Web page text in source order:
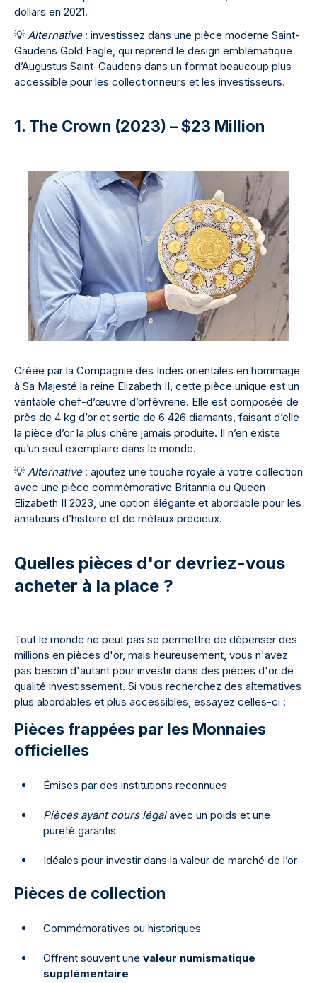
dollars en 2021.
💡 Alternative: investissez dans une pièce moderne Saint-
Gaudens Gold Eagle, qui reprend le design emblématique
d’Augustus Saint-Gaudens dans un format beaucoup plus
accessible pour les collectionneurs et les investisseurs.
1. The Crown (2023) – $23 Million
Créée par la Compagnie des Indes orientales en hommage
à Sa Majesté la reine Elizabeth II, cette pièce unique est un
véritable chef-d’œuvre d’orfèvrerie. Elle est composée de
près de 4 kg d’or et sertie de 6 426 diamants, faisant d’elle
la pièce d’or la plus chère jamais produite. Il n’en existe
qu’un seul exemplaire dans le monde.
💡 Alternative : ajoutez une touche royale à votre collection
avec une pièce commémorative Britannia ou Queen
Elizabeth II 2023, une option élégante et abordable pour les
amateurs d’histoire et de métaux précieux.
Quelles pièces d'or devriez-vous
acheter à la place ?
Tout le monde ne peut pas se permettre de dépenser des
millions en pièces d'or, mais heureusement, vous n'avez
pas besoin d'autant pour investir dans des pièces d'or de
qualité investissement. Si vous recherchez des alternatives
plus abordables et plus accessibles, essayez celles-ci :
Pièces frappées par les Monnaies
officielles
Émises par des institutions reconnues
Pièces ayant cours légalavec un poids et une
pureté garantis
Idéales pour investir dans la valeur de marché de l’or
Pièces de collection
Commémoratives ou historiques
Offrent souvent une valeur numismatique
supplémentaire